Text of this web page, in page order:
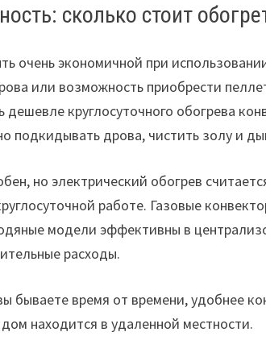
сколько стоит
очень экономичной при
или возможность приобрести
дешевле круглосуточного обогрева
подкидывать дрова, чистить золу и
но электрический обогрев
работе. Газовые
модели эффективны в
расходы.
бываете время от времени, удобнее
находится в удаленной местности.